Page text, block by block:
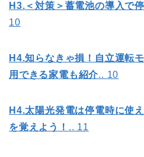
H3. ＜対策＞蓄電池の導入で
10
H4.知らなきゃ損！自立運転
用できる家電も紹介.. 10
H4.太陽光発電は停電時に使
を覚えよう！ .. 11